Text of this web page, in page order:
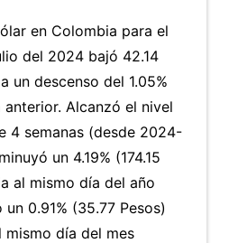
en Colombia para el
del 2024 bajó 42.14
un descenso del 1.05%
Alcanzó el nivel
4 semanas (desde 2024-
un 4.19% (174.15
al mismo día del año
0.91% (35.77 Pesos)
día del mes